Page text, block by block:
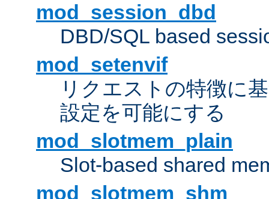
mod_session_dbd
DBD/SQL based
mod_setenvif
リクエストの特徴に
設定を可能にする
mod_slotmem_plain
Slot-based shared
mod_slotmem_shm